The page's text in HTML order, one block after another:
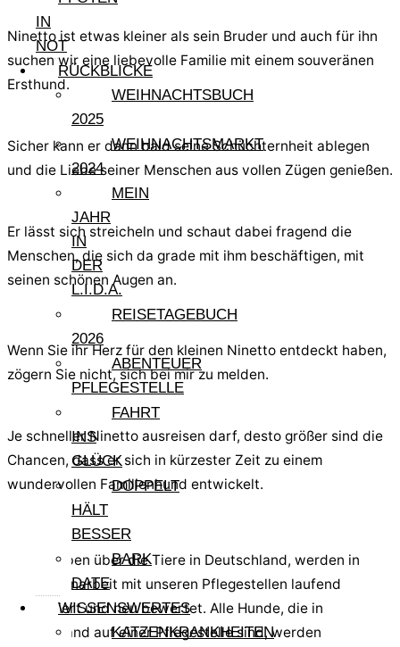
IN
NOT
RÜCKBLICKE
WEIHNACHTSBUCH
2025
WEIHNACHTSMARKT
2024
MEIN
JAHR
IN
DER
L.I.D.A.
REISETAGEBUCH
2026
ABENTEUER
PFLEGESTELLE
FAHRT
INS
GLÜCK
DOPPELT
HÄLT
BESSER
BARK
DATE
WISSENSWERTES
KATZENKRANKHEITEN
Ninetto ist etwas kleiner als sein Bruder und auch für ihn
suchen wir eine liebevolle Familie mit einem souveränen
Ersthund.
Sicher kann er dann bald seine Schüchternheit ablegen
und die Liebe seiner Menschen aus vollen Zügen genießen.
Er lässt sich streicheln und schaut dabei fragend die
Menschen, die sich da grade mit ihm beschäftigen, mit
seinen schönen Augen an.
Wenn Sie ihr Herz für den kleinen Ninetto entdeckt haben,
zögern Sie nicht, sich bei mir zu melden.
Je schneller Ninetto ausreisen darf, desto größer sind die
Chancen, dass er sich in kürzester Zeit zu einem
wundervollen Familienhund entwickelt.
Die Angaben über die Tiere in Deutschland, werden in
Zusammenarbeit mit unseren Pflegestellen laufend
aktualisiert und neu bewertet. Alle Hunde, die in
Deutschland auf einer Pflegestelle sind, werden